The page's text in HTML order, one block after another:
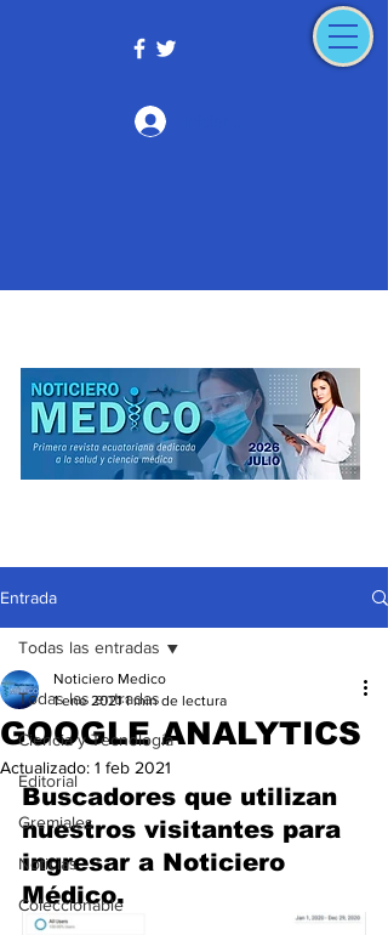
Entrada
Todas las entradas
Ciencia y Tecnología
Editorial
Gremiales
Noticias
Coleccionable
Todas las entradas
GOOGLE ANALYTICS
Noticiero Medico
1 ene 2021 1 min de lectura
Actualizado: 1 feb 2021
Buscadores que utilizan
nuestros visitantes para
ingresar a Noticiero
Médico.